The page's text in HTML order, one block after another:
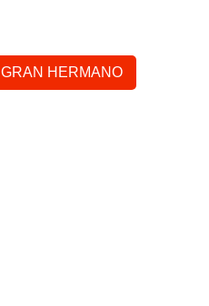
GRAN HERMANO